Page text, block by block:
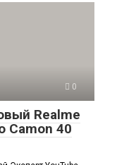
0
Realme
Camon 40